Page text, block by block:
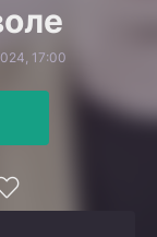
17:00